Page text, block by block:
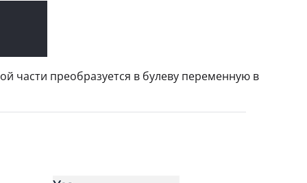
части преобразуется в булеву переменную в